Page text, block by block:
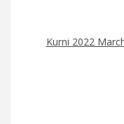
Kurni 2022